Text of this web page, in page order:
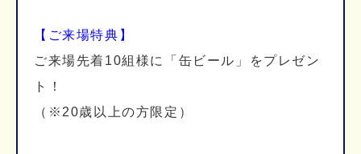
【ご来場特典】
ご来場先着10組様に「缶ビール」をプレゼン
ト！
（※20歳以上の方限定）